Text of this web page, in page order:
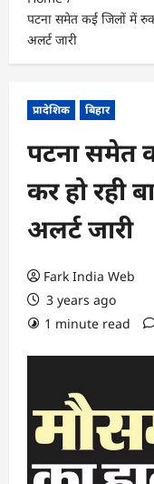
पटना समेत कई जिलों में
अलर्ट जारी
प्रादेशिक बिहार
पटना समेत
कर हो रही
अलर्ट जारी
Fark India Web
3 years ago
1 minute read